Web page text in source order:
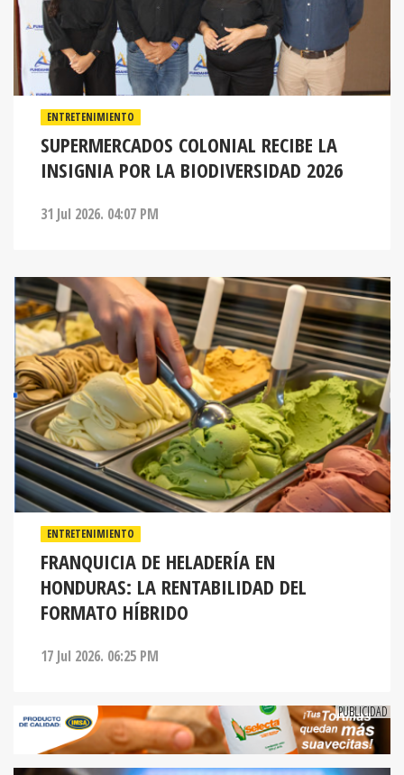
ENTRETENIMIENTO
SUPERMERCADOS COLONIAL RECIBE LA
INSIGNIA POR LA BIODIVERSIDAD 2026
31 Jul 2026. 04:07 PM
ENTRETENIMIENTO
FRANQUICIA DE HELADERÍA EN
HONDURAS: LA RENTABILIDAD DEL
FORMATO HÍBRIDO
17 Jul 2026. 06:25 PM